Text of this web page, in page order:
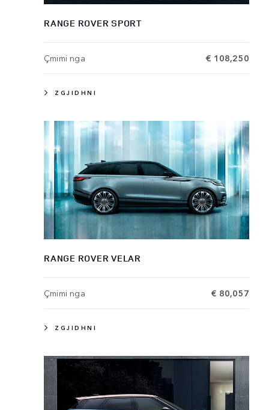
RANGE ROVER SPORT
Çmimi nga € 108,250
ZGJIDHNI
RANGE ROVER VELAR
Çmimi nga € 80,057
ZGJIDHNI